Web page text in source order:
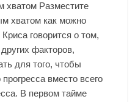
хватом Разместите
хватом как можно
говорится о том,
факторов,
для того, чтобы
вместо всего
В первом тайме